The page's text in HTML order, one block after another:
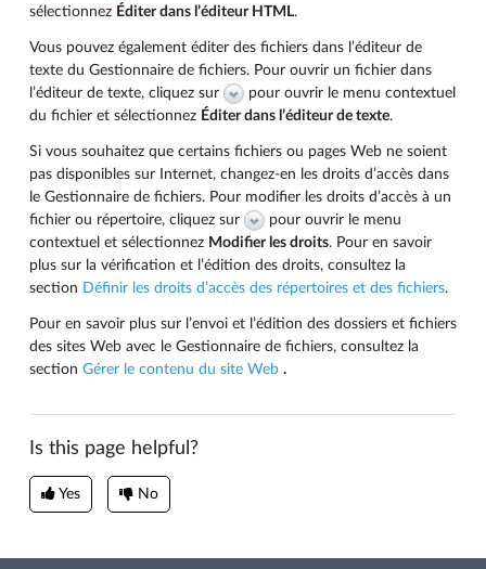
sélectionnez Éditer dans l’éditeur HTML.
Vous pouvez également éditer des fichiers dans l’éditeur de
texte du Gestionnaire de fichiers. Pour ouvrir un fichier dans
l’éditeur de texte, cliquez sur
pour ouvrir le menu contextuel
du fichier et sélectionnez Éditer dans l’éditeur de texte.
Si vous souhaitez que certains fichiers ou pages Web ne soient
pas disponibles sur Internet, changez-en les droits d’accès dans
le Gestionnaire de fichiers. Pour modifier les droits d’accès à un
fichier ou répertoire, cliquez sur
pour ouvrir le menu
contextuel et sélectionnez Modifier les droits. Pour en savoir
plus sur la vérification et l’édition des droits, consultez la
section Définir les droits d’accès des répertoires et des fichiers.
Pour en savoir plus sur l’envoi et l’édition des dossiers et fichiers
des sites Web avec le Gestionnaire de fichiers, consultez la
section Gérer le contenu du site Web .
Is this page helpful?
Yes No